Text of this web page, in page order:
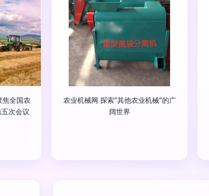
焦全国农
次会议
农业机械网 探索“其他农业机械”的广
阔世界